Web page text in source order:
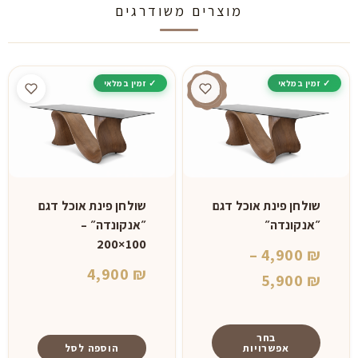
מוצרים משודרגים
שולחן פינת אוכל דגם
״אנקונדה״
4,900 ₪
–
5,900 ₪
בחר
אפשרויות
שולחן פינת אוכל דגם
״אנקונדה״ –
100×200
4,900 ₪
הוספה לסל